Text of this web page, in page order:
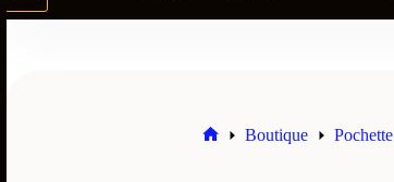
Boutique Pochette